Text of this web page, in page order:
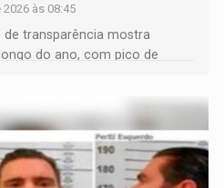
às 08:45
de transparência mostra
do ano, com pico de